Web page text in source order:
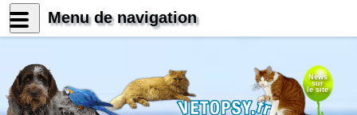
News
sur
le site
Menu de navigation